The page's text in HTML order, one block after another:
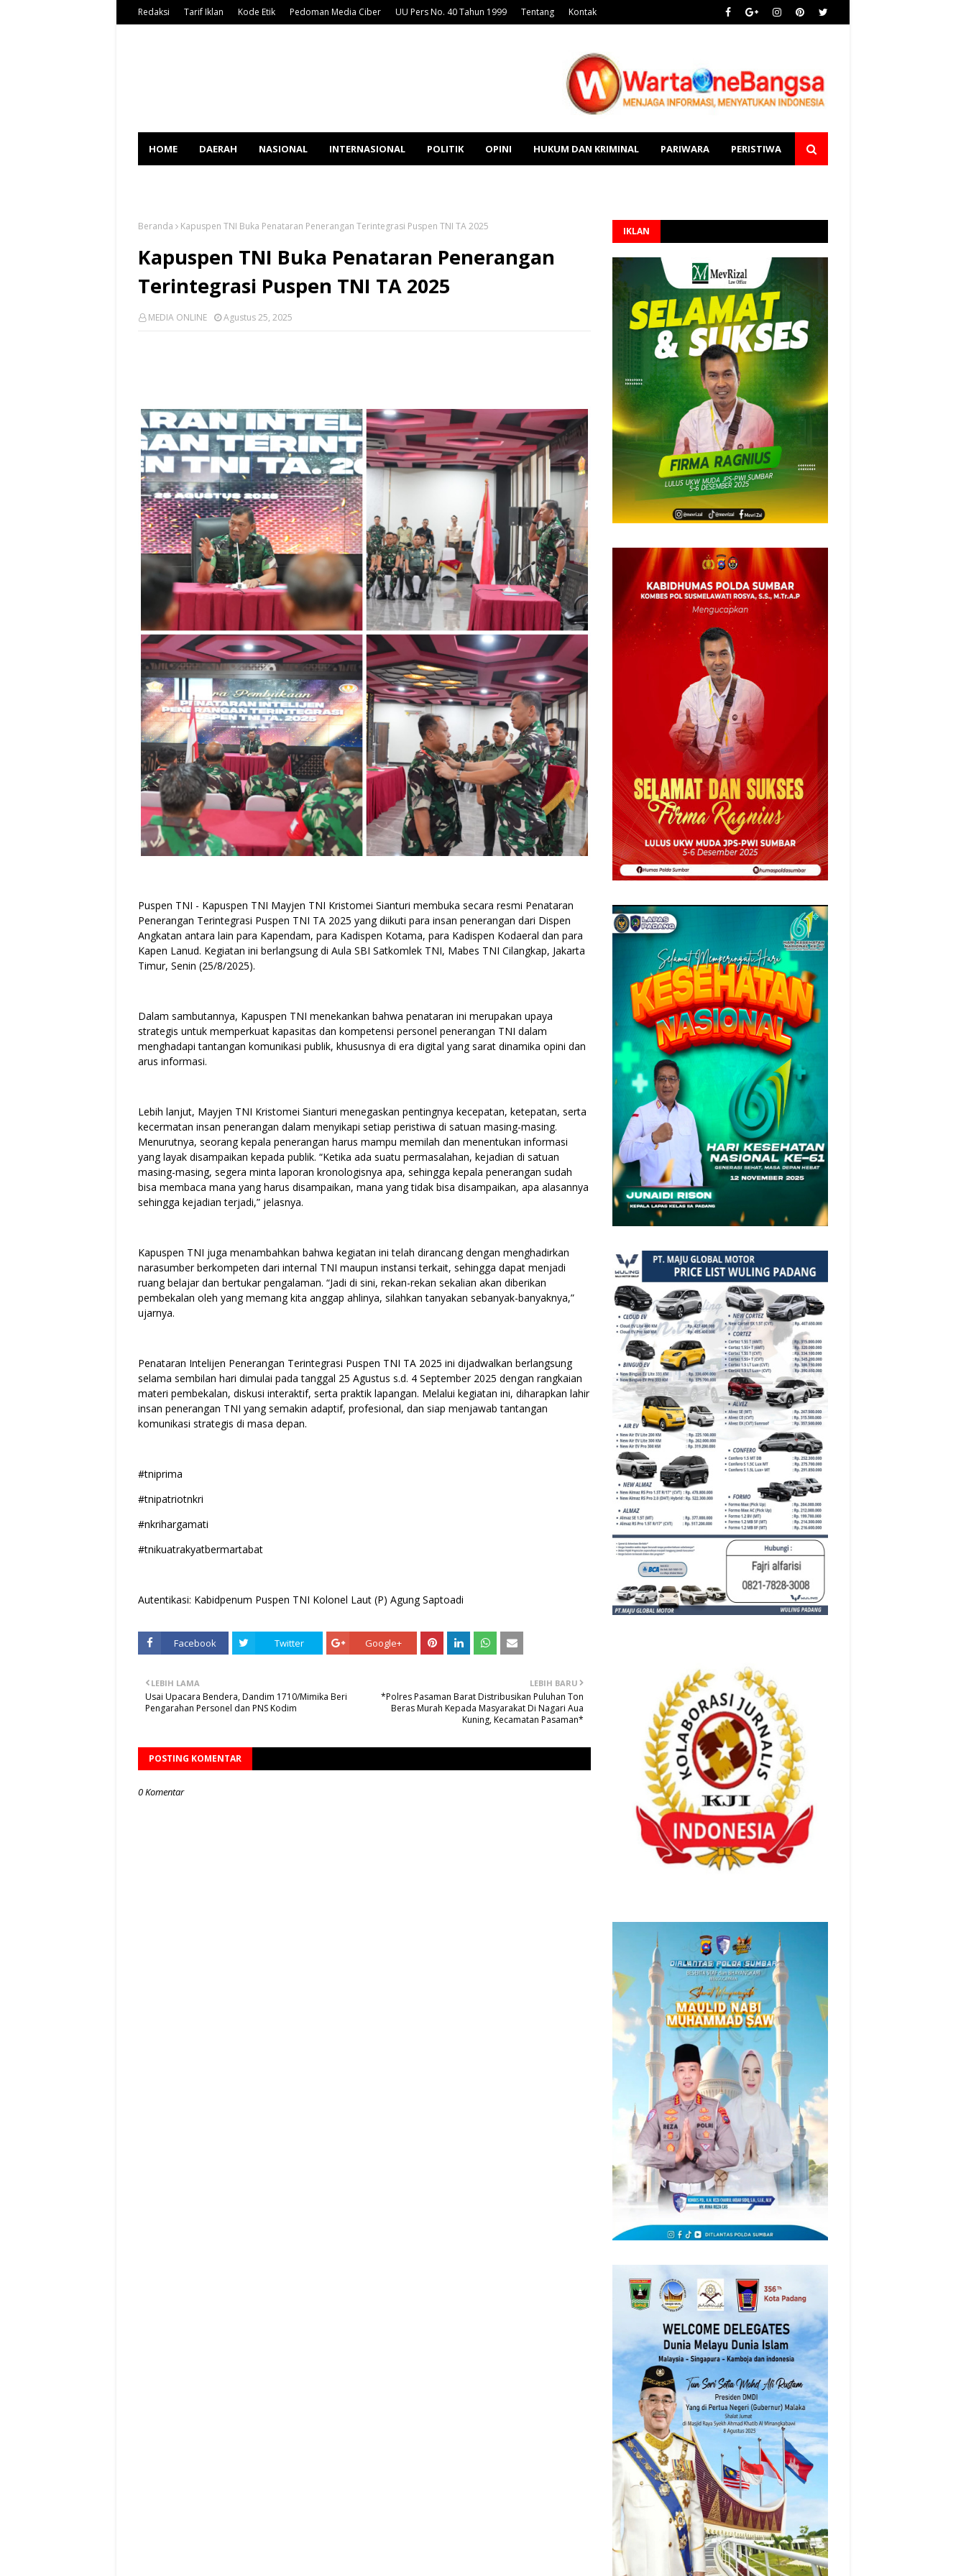
Redaksi Tarif Iklan Kode Etik Pedoman Media Ciber UU Pers No. 40 Tahun 1999 Tentang Kontak
HOME DAERAH NASIONAL INTERNASIONAL POLITIK OPINI HUKUM DAN KRIMINAL PARIWARA PERISTIWA
Beranda Kapuspen TNI Buka Penataran Penerangan Terintegrasi Puspen TNI TA 2025
Kapuspen TNI Buka Penataran Penerangan
Terintegrasi Puspen TNI TA 2025
MEDIA ONLINE Agustus 25, 2025
Puspen TNI - Kapuspen TNI Mayjen TNI Kristomei Sianturi membuka secara resmi Penataran
Penerangan Terintegrasi Puspen TNI TA 2025 yang diikuti para insan penerangan dari Dispen
Angkatan antara lain para Kapendam, para Kadispen Kotama, para Kadispen Kodaeral dan para
Kapen Lanud. Kegiatan ini berlangsung di Aula SBI Satkomlek TNI, Mabes TNI Cilangkap, Jakarta
Timur, Senin (25/8/2025).
Dalam sambutannya, Kapuspen TNI menekankan bahwa penataran ini merupakan upaya
strategis untuk memperkuat kapasitas dan kompetensi personel penerangan TNI dalam
menghadapi tantangan komunikasi publik, khususnya di era digital yang sarat dinamika opini dan
arus informasi.
Lebih lanjut, Mayjen TNI Kristomei Sianturi menegaskan pentingnya kecepatan, ketepatan, serta
kecermatan insan penerangan dalam menyikapi setiap peristiwa di satuan masing-masing.
Menurutnya, seorang kepala penerangan harus mampu memilah dan menentukan informasi
yang layak disampaikan kepada publik. “Ketika ada suatu permasalahan, kejadian di satuan
masing-masing, segera minta laporan kronologisnya apa, sehingga kepala penerangan sudah
bisa membaca mana yang harus disampaikan, mana yang tidak bisa disampaikan, apa alasannya
sehingga kejadian terjadi,” jelasnya.
Kapuspen TNI juga menambahkan bahwa kegiatan ini telah dirancang dengan menghadirkan
narasumber berkompeten dari internal TNI maupun instansi terkait, sehingga dapat menjadi
ruang belajar dan bertukar pengalaman. “Jadi di sini, rekan-rekan sekalian akan diberikan
pembekalan oleh yang memang kita anggap ahlinya, silahkan tanyakan sebanyak-banyaknya,”
ujarnya.
Penataran Intelijen Penerangan Terintegrasi Puspen TNI TA 2025 ini dijadwalkan berlangsung
selama sembilan hari dimulai pada tanggal 25 Agustus s.d. 4 September 2025 dengan rangkaian
materi pembekalan, diskusi interaktif, serta praktik lapangan. Melalui kegiatan ini, diharapkan lahir
insan penerangan TNI yang semakin adaptif, profesional, dan siap menjawab tantangan
komunikasi strategis di masa depan.
#tniprima
#tnipatriotnkri
#nkrihargamati
#tnikuatrakyatbermartabat
Autentikasi: Kabidpenum Puspen TNI Kolonel Laut (P) Agung Saptoadi
Facebook Twitter Google+
LEBIH BARU
*Polres Pasaman Barat Distribusikan Puluhan Ton
Beras Murah Kepada Masyarakat Di Nagari Aua
Kuning, Kecamatan Pasaman*
LEBIH LAMA
Usai Upacara Bendera, Dandim 1710/Mimika Beri
Pengarahan Personel dan PNS Kodim
POSTING KOMENTAR
0 Komentar
IKLAN